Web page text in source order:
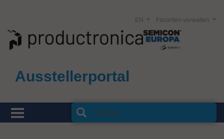
Ausstellerportal
Favoriten verwalten
EN